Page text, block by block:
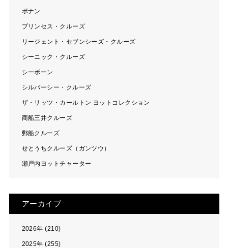
ポナン
プリンセス・クルーズ
リージェント・セブンシーズ・クルーズ
シーニック・クルーズ
シーボーン
シルバーシー・クルーズ
ザ・リッツ・カールトン ヨットコレクション
商船三井クルーズ
郵船クルーズ
せとうちクルーズ（ガンツウ）
瀬戸内ヨットチャーター
アーカイブ
2026年 (210)
2025年 (255)